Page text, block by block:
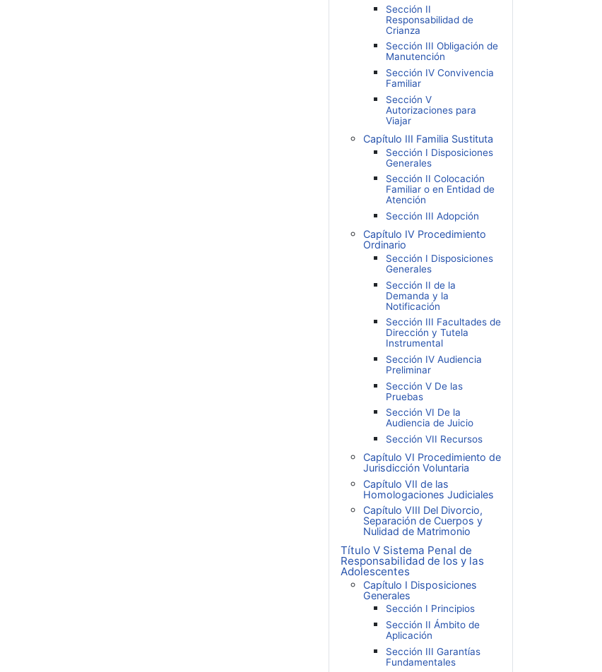
Sección II
Responsabilidad de
Crianza
Sección III Obligación de
Manutención
Sección IV Convivencia
Familiar
Sección V
Autorizaciones para
Viajar
Capítulo III Familia Sustituta
Sección I Disposiciones
Generales
Sección II Colocación
Familiar o en Entidad de
Atención
Sección III Adopción
Capítulo IV Procedimiento
Ordinario
Sección I Disposiciones
Generales
Sección II de la
Demanda y la
Notificación
Sección III Facultades de
Dirección y Tutela
Instrumental
Sección IV Audiencia
Preliminar
Sección V De las
Pruebas
Sección VI De la
Audiencia de Juicio
Sección VII Recursos
Capítulo VI Procedimiento de
Jurisdicción Voluntaria
Capítulo VII de las
Homologaciones Judiciales
Capítulo VIII Del Divorcio,
Separación de Cuerpos y
Nulidad de Matrimonio
Título V Sistema Penal de
Responsabilidad de los y las
Adolescentes
Capítulo I Disposiciones
Generales
Sección I Principios
Sección II Ámbito de
Aplicación
Sección III Garantías
Fundamentales